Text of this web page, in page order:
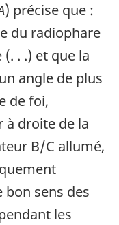
) précise que :
du radiophare
. .) et que la
angle de plus
de foi,
droite de la
B/C allumé,
sens des
les